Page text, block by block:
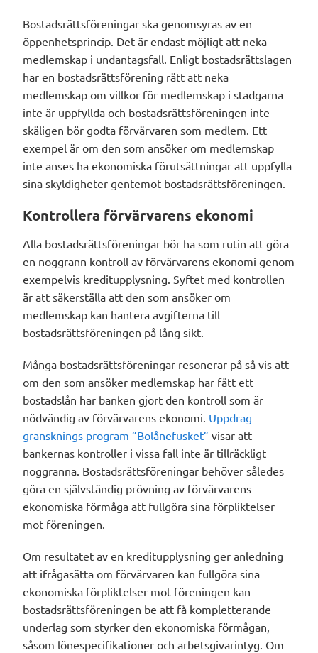
Bostadsrättsföreningar ska genomsyras av en
öppenhetsprincip. Det är endast möjligt att neka
medlemskap i undantagsfall. Enligt bostadsrättslagen
har en bostadsrättsförening rätt att neka
medlemskap om villkor för medlemskap i stadgarna
inte är uppfyllda och bostadsrättsföreningen inte
skäligen bör godta förvärvaren som medlem. Ett
exempel är om den som ansöker om medlemskap
inte anses ha ekonomiska förutsättningar att uppfylla
sina skyldigheter gentemot bostadsrättsföreningen.
Kontrollera förvärvarens ekonomi
Alla bostadsrättsföreningar bör ha som rutin att göra
en noggrann kontroll av förvärvarens ekonomi genom
exempelvis kreditupplysning. Syftet med kontrollen
är att säkerställa att den som ansöker om
medlemskap kan hantera avgifterna till
bostadsrättsföreningen på lång sikt.
Många bostadsrättsföreningar resonerar på så vis att
om den som ansöker medlemskap har fått ett
bostadslån har banken gjort den kontroll som är
nödvändig av förvärvarens ekonomi. Uppdrag
gransknings program ”Bolånefusket” visar att
bankernas kontroller i vissa fall inte är tillräckligt
noggranna. Bostadsrättsföreningar behöver således
göra en självständig prövning av förvärvarens
ekonomiska förmåga att fullgöra sina förpliktelser
mot föreningen.
Om resultatet av en kreditupplysning ger anledning
att ifrågasätta om förvärvaren kan fullgöra sina
ekonomiska förpliktelser mot föreningen kan
bostadsrättsföreningen be att få kompletterande
underlag som styrker den ekonomiska förmågan,
såsom lönespecifikationer och arbetsgivarintyg. Om